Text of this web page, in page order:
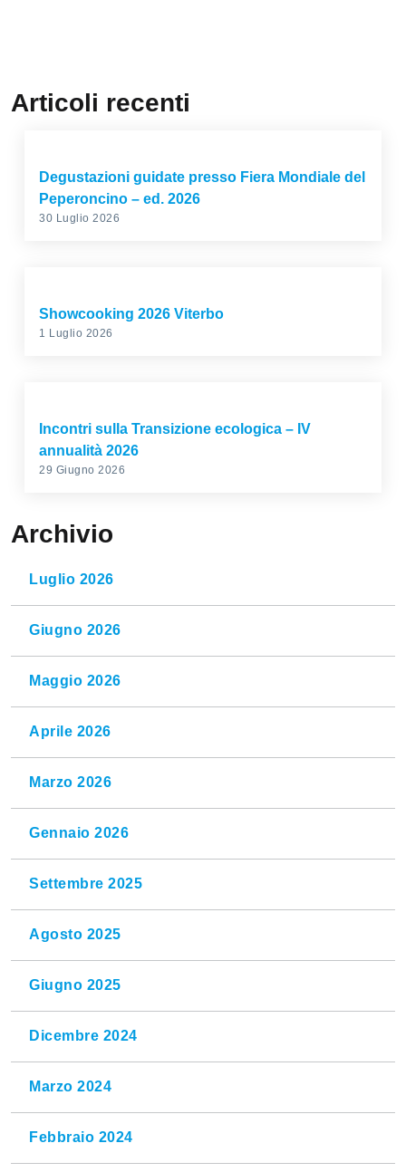
Articoli recenti
Degustazioni guidate presso Fiera Mondiale del
Peperoncino – ed. 2026
30 Luglio 2026
Showcooking 2026 Viterbo
1 Luglio 2026
Incontri sulla Transizione ecologica – IV
annualità 2026
29 Giugno 2026
Archivio
Luglio 2026
Giugno 2026
Maggio 2026
Aprile 2026
Marzo 2026
Gennaio 2026
Settembre 2025
Agosto 2025
Giugno 2025
Dicembre 2024
Marzo 2024
Febbraio 2024